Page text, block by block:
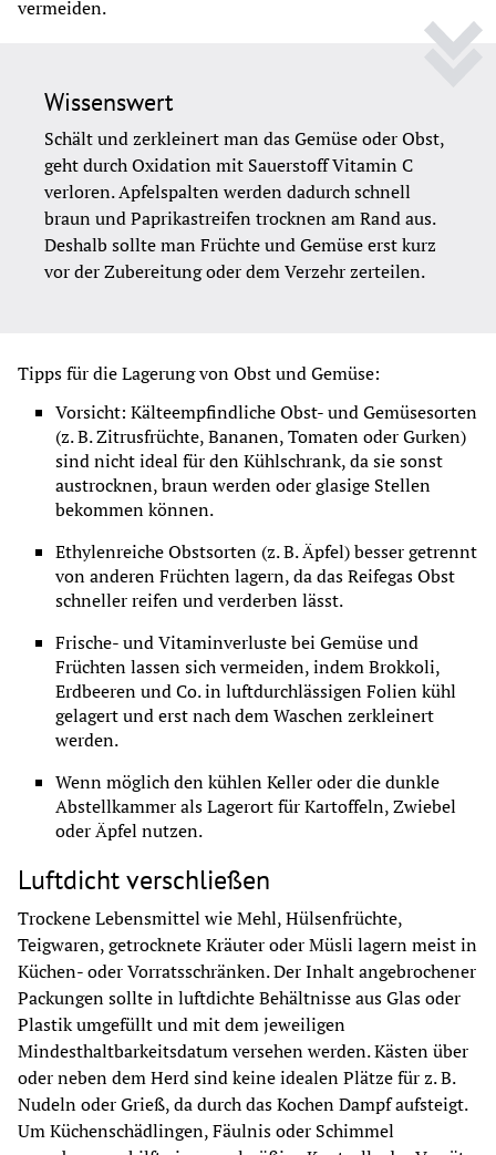
vermeiden.
Wissenswert
Schält und zerkleinert man das Gemüse oder Obst,
geht durch Oxidation mit Sauerstoff Vitamin C
verloren. Apfelspalten werden dadurch schnell
braun und Paprikastreifen trocknen am Rand aus.
Deshalb sollte man Früchte und Gemüse erst kurz
vor der Zubereitung oder dem Verzehr zerteilen.
Tipps für die Lagerung von Obst und Gemüse:
Vorsicht: Kälteempfindliche Obst- und Gemüsesorten
(z. B. Zitrusfrüchte, Bananen, Tomaten oder Gurken)
sind nicht ideal für den Kühlschrank, da sie sonst
austrocknen, braun werden oder glasige Stellen
bekommen können.
Ethylenreiche Obstsorten (z. B. Äpfel) besser getrennt
von anderen Früchten lagern, da das Reifegas Obst
schneller reifen und verderben lässt.
Frische- und Vitaminverluste bei Gemüse und
Früchten lassen sich vermeiden, indem Brokkoli,
Erdbeeren und Co. in luftdurchlässigen Folien kühl
gelagert und erst nach dem Waschen zerkleinert
werden.
Wenn möglich den kühlen Keller oder die dunkle
Abstellkammer als Lagerort für Kartoffeln, Zwiebel
oder Äpfel nutzen.
Luftdicht verschließen
Trockene Lebensmittel wie Mehl, Hülsenfrüchte,
Teigwaren, getrocknete Kräuter oder Müsli lagern meist in
Küchen- oder Vorratsschränken. Der Inhalt angebrochener
Packungen sollte in luftdichte Behältnisse aus Glas oder
Plastik umgefüllt und mit dem jeweiligen
Mindesthaltbarkeitsdatum versehen werden. Kästen über
oder neben dem Herd sind keine idealen Plätze für z. B.
Nudeln oder Grieß, da durch das Kochen Dampf aufsteigt.
Um Küchenschädlingen, Fäulnis oder Schimmel